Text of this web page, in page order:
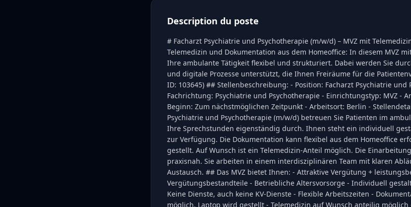
Description du poste
# Facharzt Psychiatrie und Psychotherapie (m/w/d) – MVZ mit
Telemedizin und Dokumentation aus dem Homeoffice: In diesem MVZ
Ihre ambulante Tätigkeit flexibel und strukturiert. Dabei werden Sie
und digitale Prozesse unterstützt, die Ihnen Freiräume für die
ID: 103645) ## Stellenbeschreibung: - Position: Facharzt Psychiatrie und
Fachrichtung: Psychiatrie und Psychotherapie - Einrichtungstyp: MVZ -
Beginn: Zum nächstmöglichen Zeitpunkt - Arbeitsort: Berlin -
Psychiatrie und Psychotherapie (m/w/d) betreuen Sie Patienten im
Ihre Sprechstunden eigenständig durch. Ihnen steht ein individuell
zur Verfügung. Die Dokumentation kann flexibel aus dem Homeoffice
gestellt. Auf Wunsch ist ein Telemedizin-Anteil möglich. Die
praxisnah. Sie arbeiten in einem interdisziplinären Team mit klaren
Austausch. ## Das MVZ bietet Ihnen: - Attraktive Vergütung +
Vergütungsbestandteile - Betriebliche Altersvorsorge - Individuell
Keine Dienste, auch keine KV-Dienste - Flexible Arbeitszeiten -
möglich, Laptop wird gestellt - Telemedizin auf Wunsch anteilig möglich